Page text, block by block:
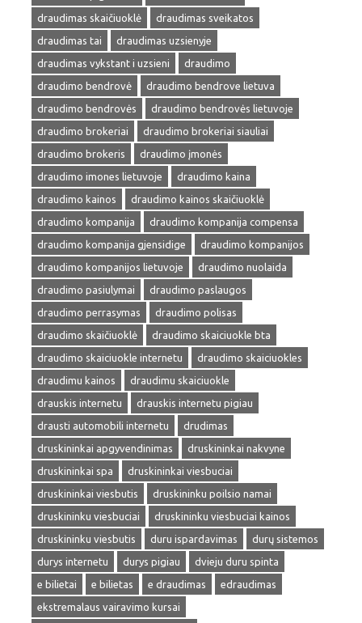
draudimas skaičiuoklė
draudimas sveikatos
draudimas tai
draudimas uzsienyje
draudimas vykstant i uzsieni
draudimo
draudimo bendrovė
draudimo bendrove lietuva
draudimo bendrovės
draudimo bendrovės lietuvoje
draudimo brokeriai
draudimo brokeriai siauliai
draudimo brokeris
draudimo įmonės
draudimo imones lietuvoje
draudimo kaina
draudimo kainos
draudimo kainos skaičiuoklė
draudimo kompanija
draudimo kompanija compensa
draudimo kompanija gjensidige
draudimo kompanijos
draudimo kompanijos lietuvoje
draudimo nuolaida
draudimo pasiulymai
draudimo paslaugos
draudimo perrasymas
draudimo polisas
draudimo skaičiuoklė
draudimo skaiciuokle bta
draudimo skaiciuokle internetu
draudimo skaiciuokles
draudimu kainos
draudimu skaiciuokle
drauskis internetu
drauskis internetu pigiau
drausti automobili internetu
drudimas
druskininkai apgyvendinimas
druskininkai nakvyne
druskininkai spa
druskininkai viesbuciai
druskininkai viesbutis
druskininku poilsio namai
druskininku viesbuciai
druskininku viesbuciai kainos
druskininku viesbutis
duru ispardavimas
durų sistemos
durys internetu
durys pigiau
dvieju duru spinta
e bilietai
e bilietas e draudimas
edraudimas
ekstremalaus vairavimo kursai